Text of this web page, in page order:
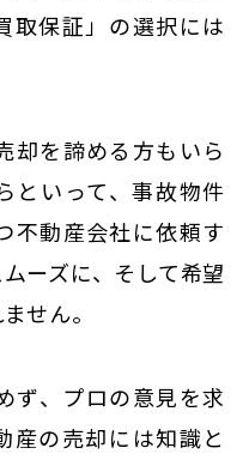
取保証」の選択には
却を諦める方もいら
といって、事故物件
不動産会社に依頼す
ーズに、そして希望
せん。
ず、プロの意見を求
産の売却には知識と